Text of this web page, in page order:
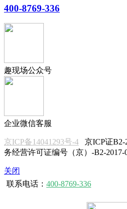
400-8769-336
趣现场公众号
企业微信客服
京ICP备14041293号-4 京ICP证B2-
务经营许可证编号（京）-B2-2017-
关闭
联系电话： 400-8769-336